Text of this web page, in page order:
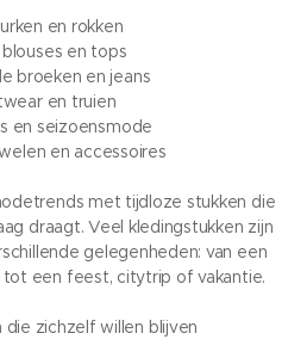
en rokken
en tops
broeken en jeans
en truien
en seizoensmode
en accessoires
met tijdloze stukken die
draagt. Veel kledingstukken zijn
gelegenheden: van een
een feest, citytrip of vakantie.
zichzelf willen blijven